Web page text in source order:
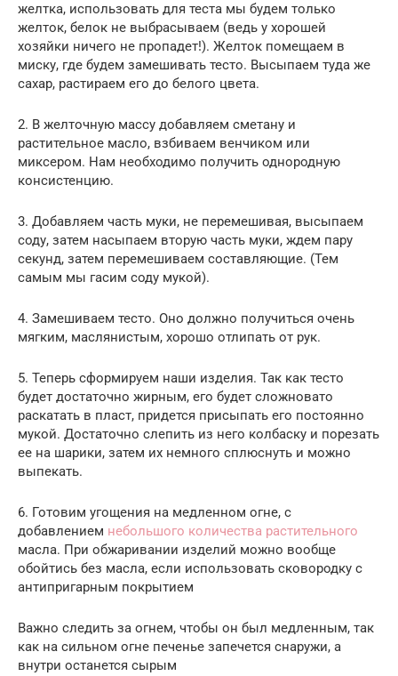
желтка, использовать для теста мы будем только
желток, белок не выбрасываем (ведь у хорошей
хозяйки ничего не пропадет!). Желток помещаем в
миску, где будем замешивать тесто. Высыпаем туда же
сахар, растираем его до белого цвета.
2. В желточную массу добавляем сметану и
растительное масло, взбиваем венчиком или
миксером. Нам необходимо получить однородную
консистенцию.
3. Добавляем часть муки, не перемешивая, высыпаем
соду, затем насыпаем вторую часть муки, ждем пару
секунд, затем перемешиваем составляющие. (Тем
самым мы гасим соду мукой).
4. Замешиваем тесто. Оно должно получиться очень
мягким, маслянистым, хорошо отлипать от рук.
5. Теперь сформируем наши изделия. Так как тесто
будет достаточно жирным, его будет сложновато
раскатать в пласт, придется присыпать его постоянно
мукой. Достаточно слепить из него колбаску и порезать
ее на шарики, затем их немного сплюснуть и можно
выпекать.
6. Готовим угощения на медленном огне, с
добавлением небольшого количества растительного
масла. При обжаривании изделий можно вообще
обойтись без масла, если использовать сковородку с
антипригарным покрытием
Важно следить за огнем, чтобы он был медленным, так
как на сильном огне печенье запечется снаружи, а
внутри останется сырым